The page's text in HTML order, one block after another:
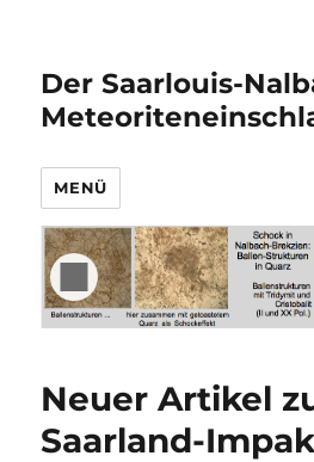
Der Saarlouis-
MENÜ
Neuer Artikel
Saarland-